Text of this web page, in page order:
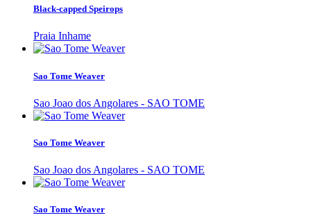
Black-capped Speirops
Praia Inhame
Sao Tome Weaver
Sao Joao dos Angolares - SAO TOME
Sao Tome Weaver
Sao Joao dos Angolares - SAO TOME
Sao Tome Weaver